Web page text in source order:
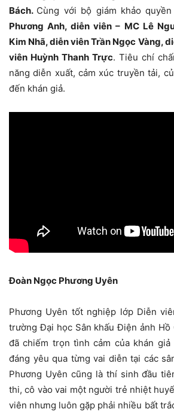
Bách. Cùng với bộ giám khảo
Phương Anh, diễn viên – MC Lê
Kim Nhã, diễn viên Trần Ngọc Vàng,
viên Huỳnh Thanh Trực. Tiêu chí
năng diễn xuất, cảm xúc truyền tải,
đến khán giả.
Đoàn Ngọc Phương Uyên
Phương Uyên tốt nghiệp lớp Diễn
trường Đại học Sân khấu Điện ảnh Hồ
đã chiếm trọn tình cảm của khán
đáng yêu qua từng vai diễn tại các
Phương Uyên cũng là thí sinh đầu
thi, cô vào vai một người trẻ nhiệt
viên nhưng luôn gặp phải nhiều bất